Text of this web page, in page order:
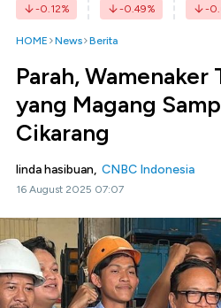
-0.12% -0.49% -
HOME News Berita
Parah, Wamenaker
yang Magang
Cikarang
linda hasibuan, CNBC Indonesia
16 August 2025 07:07